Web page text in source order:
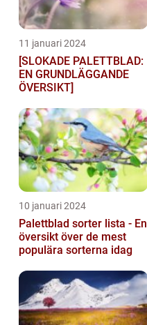
11 januari 2024
[SLOKADE PALETTBLAD:
EN GRUNDLÄGGANDE
ÖVERSIKT]
10 januari 2024
Palettblad sorter lista - En
översikt över de mest
populära sorterna idag